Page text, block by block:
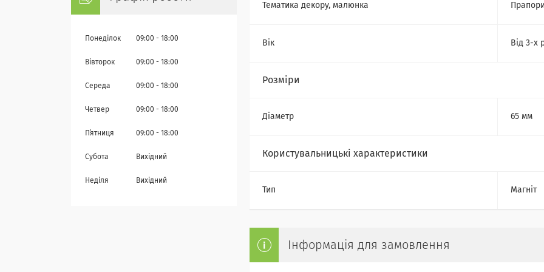
Тематика декору, малюнка Прапори
Вік Від 3-х
Розміри
Діаметр 65 мм
Користувальницькі характеристики
Тип Магніт
Інформація для замовлення
Понеділок 09:00 18:00
Вівторок 09:00 18:00
Середа 09:00 18:00
Четвер 09:00 18:00
Пʼятниця 09:00 18:00
Субота Вихідний
Неділя Вихідний